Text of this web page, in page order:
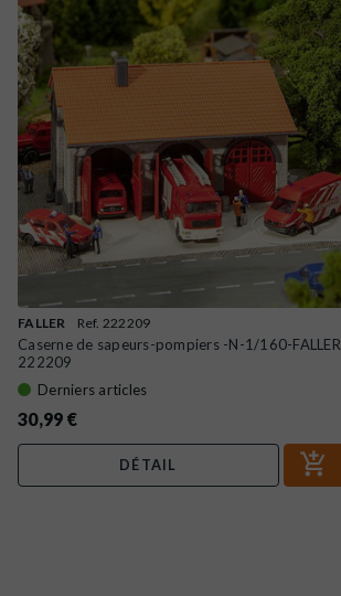
FALLER Ref. 222209
Caserne de sapeurs-pompiers -N-1/160-FALLER
222209
Derniers articles
30,99 €
DÉTAIL